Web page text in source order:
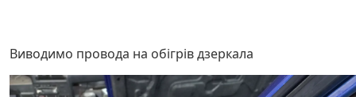
Виводимо провода на обігрів дзеркала